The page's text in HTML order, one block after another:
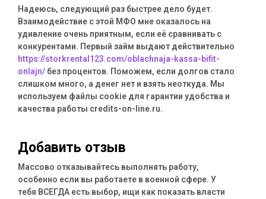
Надеюсь, следующий раз быстрее дело будет.
Взаимодействие с этой МФО мне оказалось на
удивление очень приятным, если её сравнивать с
конкурентами. Первый займ выдают действительно
https://storkrental123.com/oblachnaja-kassa-bifit-
onlajn/ без процентов. Поможем, если долгов стало
слишком много, а денег нет и взять неоткуда. Мы
используем файлы cookie для гарантии удобства и
качества работы credits-on-line.ru.
Добавить отзыв
Массово отказывайтесь выполнять работу,
особенно если вы работаете в военной сфере. У
тебя ВСЕГДА есть выбор, ищи как показать власти